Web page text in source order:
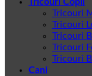
Tricouri
Tricouri
Tricouri
Tricouri
Tricouri
Cani